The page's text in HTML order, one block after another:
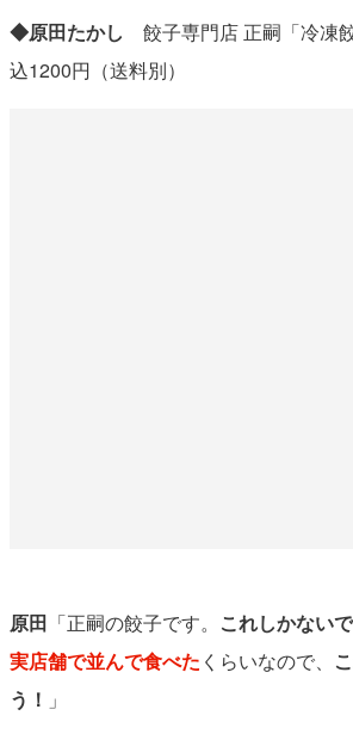
◆原田たかし 餃子専門店 正嗣「冷凍
込1200円（送料別）
原田 「正嗣の餃子です。 これしかない
実店舗で並んで食べた くらいなので、
う！ 」